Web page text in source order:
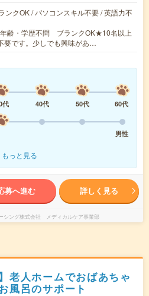
ンクOK / パソコンスキル不要 / 英語力不
齢・学歴不問 ブランクOK★10名以上
要です。少しでも興味があ…
代 40代 50代
60代
男性
もっと見る
募へ進む 詳しく見る
シング株式会社 メディカルケア事業部
老人ホームでおばあちゃ
風呂のサポート